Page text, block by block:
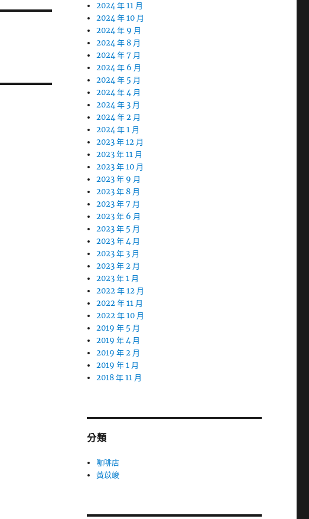
2024 年 11 月
2024 年 10 月
2024 年 9 月
2024 年 8 月
2024 年 7 月
2024 年 6 月
2024 年 5 月
2024 年 4 月
2024 年 3 月
2024 年 2 月
2024 年 1 月
2023 年 12 月
2023 年 11 月
2023 年 10 月
2023 年 9 月
2023 年 8 月
2023 年 7 月
2023 年 6 月
2023 年 5 月
2023 年 4 月
2023 年 3 月
2023 年 2 月
2023 年 1 月
2022 年 12 月
2022 年 11 月
2022 年 10 月
2019 年 5 月
2019 年 4 月
2019 年 2 月
2019 年 1 月
2018 年 11 月
分類
咖啡店
黃苡峻